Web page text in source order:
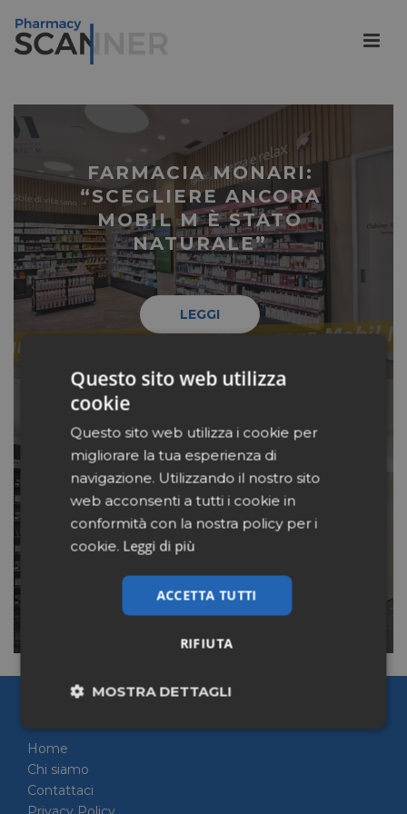
FARMACIA MONARI:
“SCEGLIERE ANCORA
MOBIL M È STATO
NATURALE”
LEGGI
FARMACIA DOPO LA
QUARANTENA: COME
GESTIRE CODA E SPAZIO
VENDITA
LEGGI
Pharmacy Scanner
Home
Chi siamo
Contattaci
Questo sito web utilizza
cookie
Questo sito web utilizza i cookie per
migliorare la tua esperienza di
navigazione. Utilizzando il nostro sito
web acconsenti a tutti i cookie in
conformità con la nostra policy per i
cookie. Leggi di più
ACCETTA TUTTI
RIFIUTA
MOSTRA DETTAGLI
Necessari Marketing